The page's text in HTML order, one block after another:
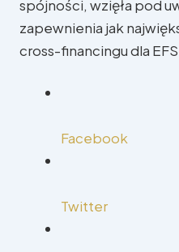
spójności, wzięła pod
zapewnienia jak
cross-financingu dla
Facebook
Twitter